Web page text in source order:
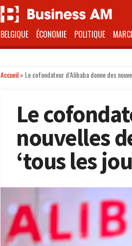
BELGIQUE ÉCONOMIE POLITIQUE
Accueil» Le cofondateur d’Alibaba donne des
Le
nouvelles
‘tous les